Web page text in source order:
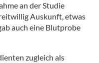
an der Studie
Auskunft, etwas
auch eine Blutprobe
zugleich als